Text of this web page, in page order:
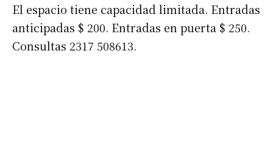
El espacio tiene capacidad limitada. Entradas
anticipadas $ 200. Entradas en puerta $ 250.
Consultas 2317 508613.